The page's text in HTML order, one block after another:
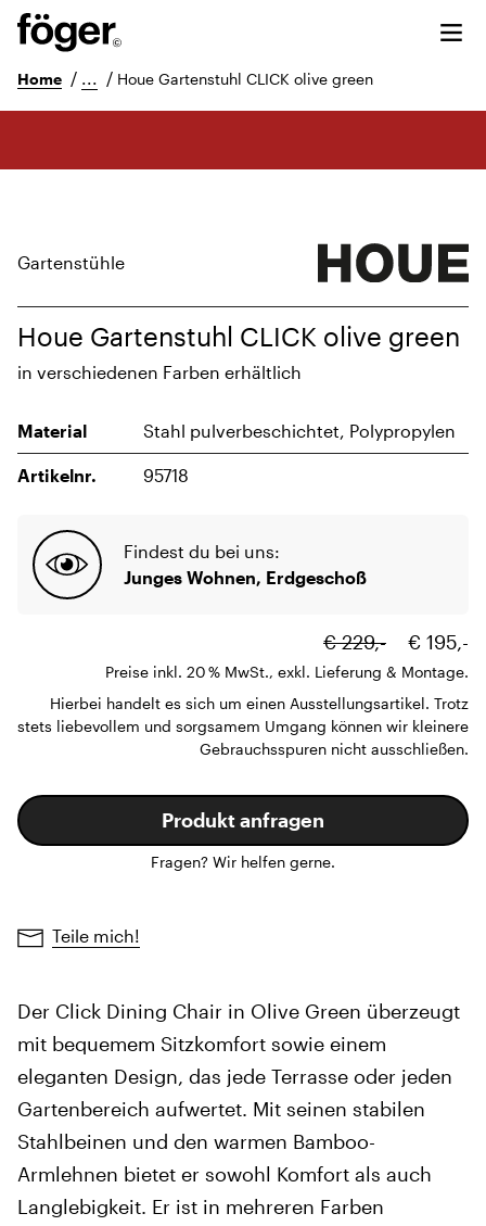
Home / ... / Houe Gartenstuhl CLICK olive green
Gartenstühle
Houe Gartenstuhl CLICK olive green
in verschiedenen Farben erhältlich
Material Stahl pulverbeschichtet, Polypropylen
Artikelnr. 95718
Findest du bei uns:
Junges Wohnen, Erdgeschoß
€ 229,- € 195,-
Preise inkl. 20 % MwSt., exkl. Lieferung & Montage.
Hierbei handelt es sich um einen Ausstellungsartikel. Trotz
stets liebevollem und sorgsamem Umgang können wir kleinere
Gebrauchsspuren nicht ausschließen.
Produkt anfragen
Fragen? Wir helfen gerne.
Teile mich!
Der Click Dining Chair in Olive Green überzeugt
mit bequemem Sitzkomfort sowie einem
eleganten Design, das jede Terrasse oder jeden
Gartenbereich aufwertet. Mit seinen stabilen
Stahlbeinen und den warmen Bamboo-
Armlehnen bietet er sowohl Komfort als auch
Langlebigkeit. Er ist in mehreren Farben